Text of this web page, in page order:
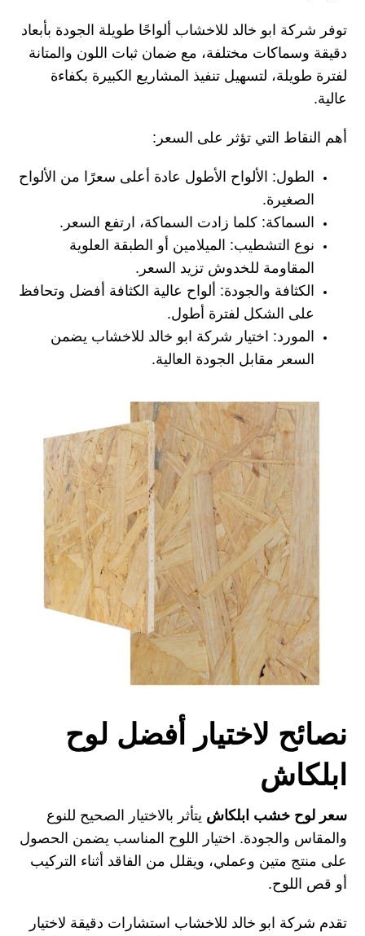
توفر شركة ابو خالد للاخشاب ألواحًا طويلة الجودة بأبعاد
دقيقة وسماكات مختلفة، مع ضمان ثبات اللون والمتانة
لفترة طويلة، لتسهيل تنفيذ المشاريع الكبيرة بكفاءة
عالية.
أهم النقاط التي تؤثر على السعر:
الطول: الألواح الأطول عادة أعلى سعرًا من الألواح
الصغيرة.
السماكة: كلما زادت السماكة، ارتفع السعر.
نوع التشطيب: الميلامين أو الطبقة العلوية
المقاومة للخدوش تزيد السعر.
الكثافة والجودة: ألواح عالية الكثافة أفضل وتحافظ
على الشكل لفترة أطول.
المورد: اختيار شركة ابو خالد للاخشاب يضمن
السعر مقابل الجودة العالية.
نصائح لاختيار أفضل لوح
ابلكاش
سعر لوح خشب ابلكاش يتأثر بالاختيار الصحيح للنوع
والمقاس والجودة. اختيار اللوح المناسب يضمن الحصول
على منتج متين وعملي، ويقلل من الفاقد أثناء التركيب
أو قص اللوح.
تقدم شركة ابو خالد للاخشاب استشارات دقيقة لاختيار